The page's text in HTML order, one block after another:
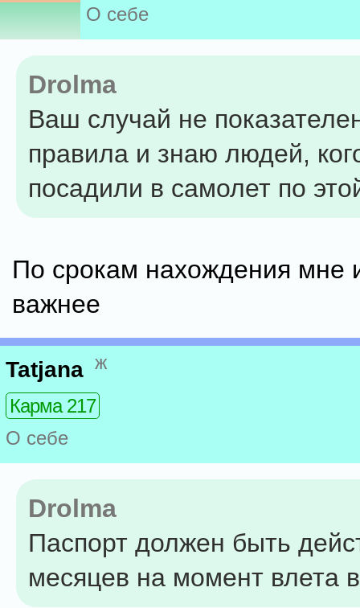
О себе
Drolma
Ваш случай не
правила и знаю людей,
посадили в самолет по
По срокам нахождения мне
важнее
Tatjana ж
Карма 217
О себе
Drolma
Паспорт должен быть
месяцев на момент влета